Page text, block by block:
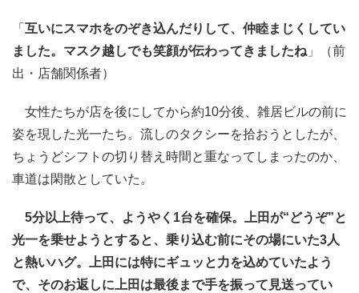
「 互いにスマホをのぞき込んだりして、仲睦まじくしてい
ました。マスク越しでも笑顔が伝わってきましたね 」（前
出・店舗関係者）
女性たちが店を後にしてから約10分後、雑居ビルの前に
姿を現した光一たち。流しのタクシーを拾おうとしたが、
ちょうどシフトの切り替え時間と重なってしまったのか、
車道は閑散としていた。
5分以上待って、ようやく1台を確保。上田が“どうぞ”と
光一を乗せようとすると、乗り込む前にその場にいた3人
と熱いハグ。上田には特にギュッと力を込めていたよう
で、そのお返しに上田は最後まで手を振って見送ってい